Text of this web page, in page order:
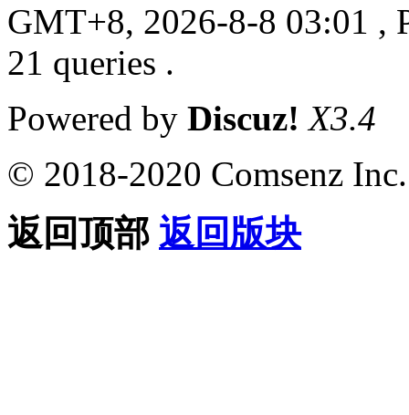
GMT+8, 2026-8-8 03:01 ,
21 queries .
Powered by Discuz! X3.4
© 2018-2020 Comsenz Inc.
返回顶部 返回版块